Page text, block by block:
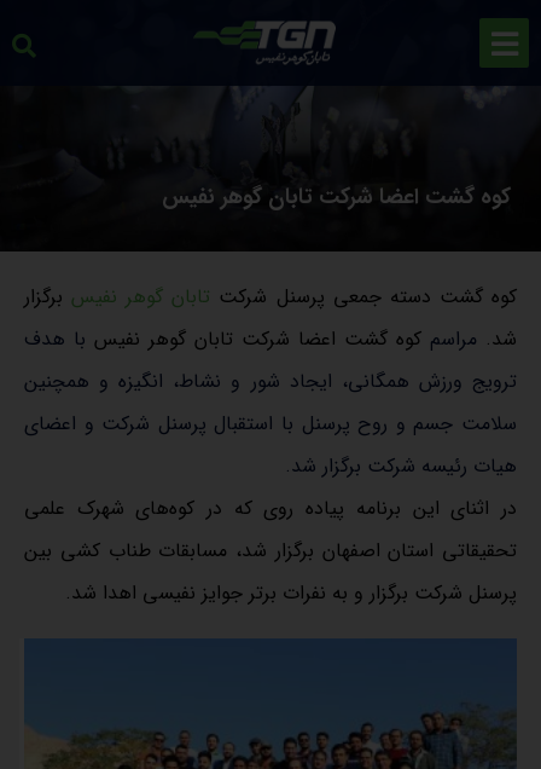
کوه گشت اعضا شرکت تابان گوهر نفیس
کوه گشت دسته جمعی پرسنل شرکت تابان گوهر نفیس برگزار
شد. مراسم کوه گشت اعضا شرکت تابان گوهر نفیس با هدف
ترویج ورزش همگانی، ایجاد شور و نشاط، انگیزه و همچنین
سلامت جسم و روح پرسنل با استقبال پرسنل شرکت و اعضای
هیات رئیسه شرکت برگزار شد.
در اثنای این برنامه پیاده روی که در کوه‌های شهرک علمی
تحقیقاتی استان اصفهان برگزار شد، مسابقات طناب کشی بین
پرسنل شرکت برگزار و به نفرات برتر جوایز نفیسی اهدا شد.